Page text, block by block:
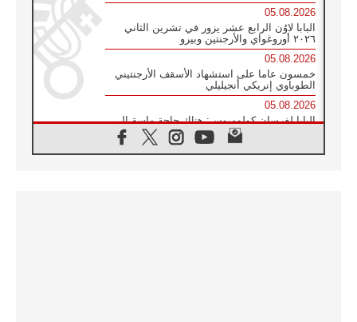
05.08.2026
البابا لاوُن الرابع عشر يزور في تشرين الثاني
٢٠٢٦ أوروغواي والأرجنتين وبيرو
05.08.2026
خمسون عاما على استشهاد الأسقف الأرجنتيني
الطوباوي إنريكي أنجيليلي
05.08.2026
البابا لفرسان كولومبوس: هناك حاجة ماسة إلى
أنبياء تناغم يسعون إلى بناء الجسور
04.08.2026